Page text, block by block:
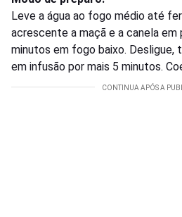
Leve a água ao fogo médio até
acrescente a maçã e a canela em
minutos em fogo baixo. Desligue,
em infusão por mais 5 minutos.